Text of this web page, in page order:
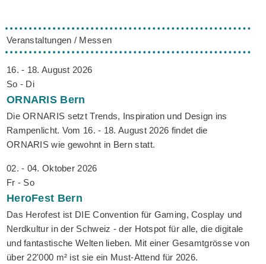
Veranstaltungen / Messen
16. - 18. August 2026
So - Di
ORNARIS Bern
Die ORNARIS setzt Trends, Inspiration und Design ins
Rampenlicht. Vom 16. - 18. August 2026 findet die
ORNARIS wie gewohnt in Bern statt.
02. - 04. Oktober 2026
Fr - So
HeroFest Bern
Das Herofest ist DIE Convention für Gaming, Cosplay und
Nerdkultur in der Schweiz - der Hotspot für alle, die digitale
und fantastische Welten lieben. Mit einer Gesamtgrösse von
über 22'000 m² ist sie ein Must-Attend für 2026.